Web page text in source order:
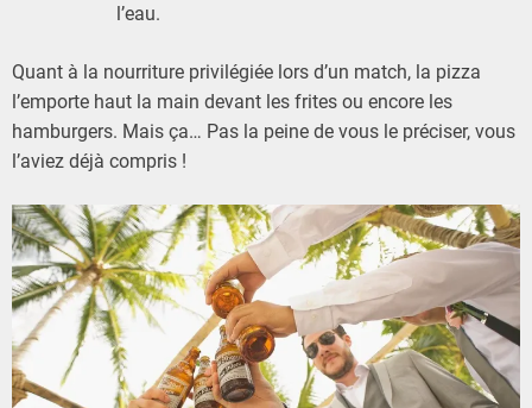
l’eau.
Quant à la nourriture privilégiée lors d’un match, la pizza
l’emporte haut la main devant les frites ou encore les
hamburgers. Mais ça… Pas la peine de vous le préciser, vous
l’aviez déjà compris !